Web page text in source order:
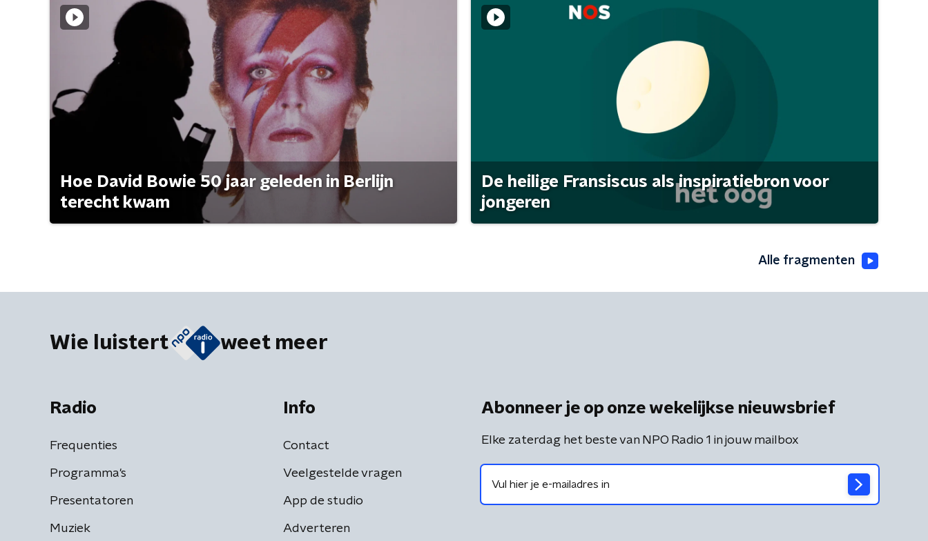
Hoe David Bowie 50 jaar geleden in Berlijn
terecht kwam
De heilige Fransiscus als inspiratiebron voor
jongeren
Alle fragmenten
Wie luistert weet meer
Radio
Frequenties
Programma's
Presentatoren
Muziek
Info
Contact
Veelgestelde vragen
App de studio
Adverteren
Abonneer je op onze wekelijkse nieuwsbrief
Elke zaterdag het beste van NPO Radio 1 in jouw mailbox